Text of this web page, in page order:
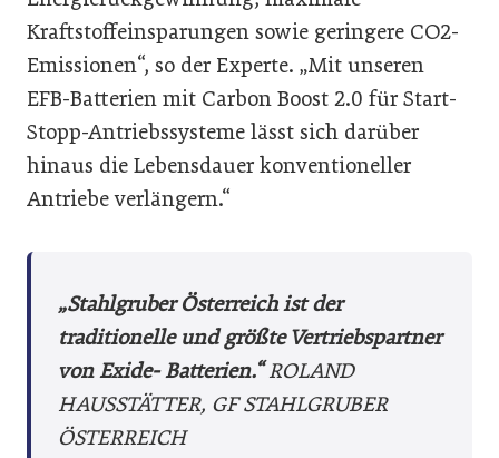
Kraftstoffeinsparungen sowie geringere CO2-
Emissionen“, so der Experte. „Mit unseren
EFB-Batterien mit Carbon Boost 2.0 für Start-
Stopp-Antriebssysteme lässt sich darüber
hinaus die Lebensdauer konventioneller
Antriebe verlängern.“
„Stahlgruber Österreich ist der
traditionelle und größte Vertriebspartner
von Exide- Batterien.“ROLAND
HAUSSTÄTTER, GF STAHLGRUBER
ÖSTERREICH